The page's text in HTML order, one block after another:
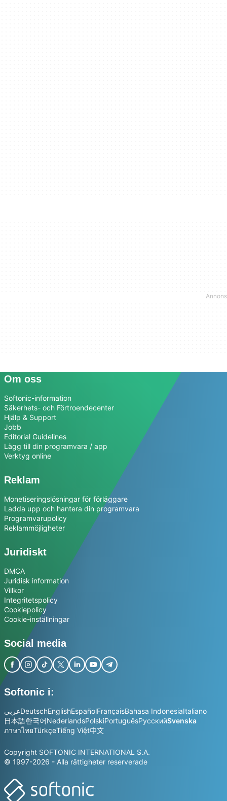
Om oss
Softonic-information
Säkerhets- och Förtroendecenter
Hjälp & Support
Jobb
Editorial Guidelines
Lägg till din programvara / app
Verktyg online
Reklam
Monetiseringslösningar för förläggare
Ladda upp och hantera din programvara
Programvarupolicy
Reklammöjligheter
Juridiskt
DMCA
Juridisk information
Villkor
Integritetspolicy
Cookiepolicy
Cookie-inställningar
Social media
Softonic i:
عربيDeutschEnglishEspañolFrançaisBahasa IndonesiaItaliano
日本語한국어NederlandsPolskiPortuguêsРусскийSvenska
ภาษาไทยTürkçeTiếng Việt中文
Copyright SOFTONIC INTERNATIONAL S.A.
© 1997-2026 - Alla rättigheter reserverade